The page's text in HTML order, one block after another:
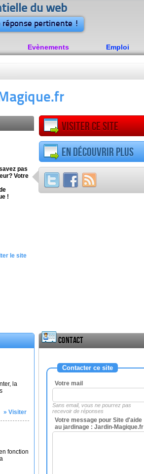
du web
réponse pertinente !
Evènements Emploi
pas
Votre
!
le site
Visiter ce site
En découvrir plus
la
» Visiter
fonction
Contact
Contacter ce site
Votre mail
Sans email, vous ne pourrez pas
recevoir de réponses
Votre message pour Site d'aide
au jardinage : Jardin-Magique.fr